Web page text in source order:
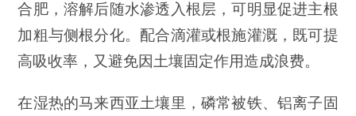
合肥，溶解后随水渗透入根层，可明显促进主根
加粗与侧根分化。配合滴灌或根施灌溉，既可提
高吸收率，又避免因土壤固定作用造成浪费。
在湿热的马来西亚土壤里，磷常被铁、铝离子固